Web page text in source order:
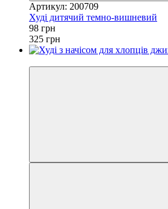
Артикул: 200709
Худі дитячий темно-вишневий
98 грн
325 грн